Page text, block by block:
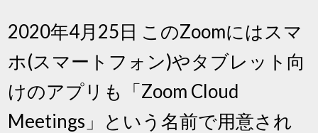
2020年4月25日 このZoomにはスマ
ホ(スマートフォン)やタブレット向
けのアプリも「Zoom Cloud
Meetings」という名前で用意され